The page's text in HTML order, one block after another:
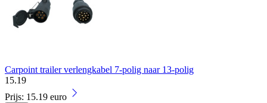
Carpoint trailer verlengkabel 7-polig naar 13-polig
15.19
Prijs: 15.19 euro